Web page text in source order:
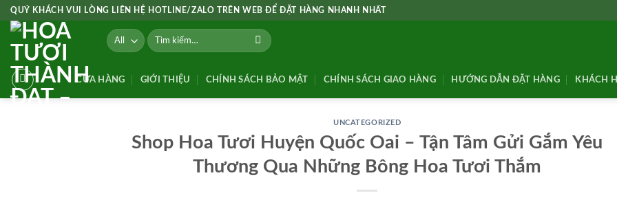
Skip
content
QUÝ KHÁCH VUI LÒNG LIÊN HỆ HOTLINE/ZALO TRÊN WEB ĐỂ ĐẶT HÀNG NHANH NHẤT
Tìm
kiếm:
CỬA HÀNG GIỚI THIỆU CHÍNH SÁCH BẢO MẬT CHÍNH SÁCH GIAO HÀNG HƯỚNG DẪN ĐẶT HÀNG KHÁCH
UNCATEGORIZED
Shop Hoa Tươi Huyện Quốc Oai – Tận Tâm Gửi Gắm Yêu
Thương Qua Những Bông Hoa Tươi Thắm